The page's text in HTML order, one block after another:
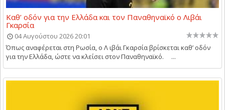
Καθ’ οδόν για την Ελλάδα και τον Παναθηναϊκό ο Λιβάι
Γκαρσία
04 Αυγούστου 2026 20:01
Όπως αναφέρεται στη Ρωσία, ο Λ ιβάι Γκαρσία βρίσκεται καθ’ οδόν
για την Ελλάδα, ώστε να κλείσει στον Παναθηναϊκό. ...